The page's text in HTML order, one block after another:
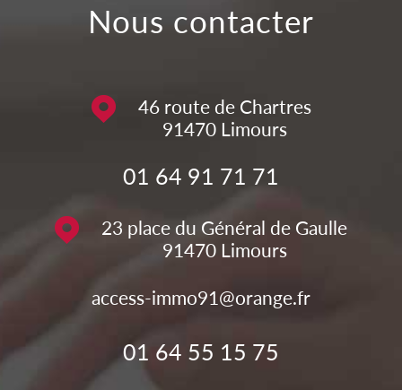
nous contacter
46 route de Chartres
91470 Limours
01 64 91 71 71
23 place du Général de Gaulle
91470 Limours
access-immo91@orange.fr
01 64 55 15 75